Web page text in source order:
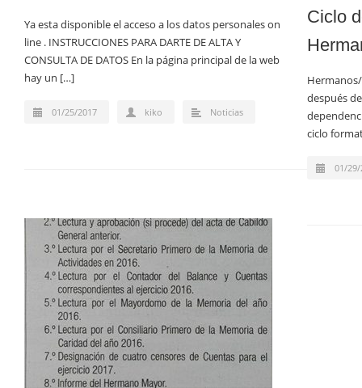
Ciclo
después
ciclo
01/29/
Ya esta disponible el acceso a los datos personales on
line . INSTRUCCIONES PARA DARTE DE ALTA Y
CONSULTA DE DATOS En la página principal de la web
hay un […]
01/25/2017 kiko Noticias